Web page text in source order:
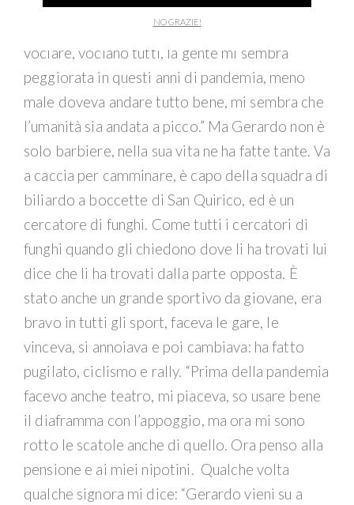
stesso; adesso ognuno sta nel suo e se uno
sbaglia di una virgola le persone iniziano a
vociare, vociano tutti, la gente mi sembra
peggiorata in questi anni di pandemia, meno
male doveva andare tutto bene, mi sembra che
l’umanità sia andata a picco.” Ma Gerardo non è
solo barbiere, nella sua vita ne ha fatte tante. Va
a caccia per camminare, è capo della squadra di
biliardo a boccette di San Quirico, ed è un
cercatore di funghi. Come tutti i cercatori di
funghi quando gli chiedono dove li ha trovati lui
dice che li ha trovati dalla parte opposta. È
stato anche un grande sportivo da giovane, era
bravo in tutti gli sport, faceva le gare, le
vinceva, si annoiava e poi cambiava: ha fatto
pugilato, ciclismo e rally. “Prima della pandemia
facevo anche teatro, mi piaceva, so usare bene
il diaframma con l’appoggio, ma ora mi sono
rotto le scatole anche di quello. Ora penso alla
pensione e ai miei nipotini. Qualche volta
qualche signora mi dice: “Gerardo vieni su a
NO GRAZIE!